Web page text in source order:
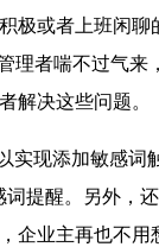
或者上班闲聊
理者喘不过气
解决这些问题。
添加敏感词
提醒。另外
企业主再也不